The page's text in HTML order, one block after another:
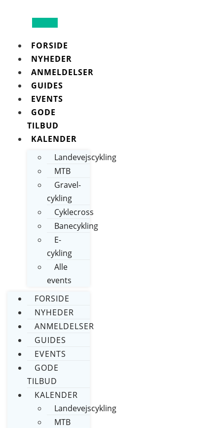
FORSIDE
NYHEDER
ANMELDELSER
GUIDES
EVENTS
GODE
TILBUD
KALENDER
Landevejscykling
MTB
Gravel-
cykling
Cyklecross
Banecykling
E-
cykling
Alle
events
FORSIDE
NYHEDER
ANMELDELSER
GUIDES
EVENTS
GODE
TILBUD
KALENDER
Landevejscykling
MTB